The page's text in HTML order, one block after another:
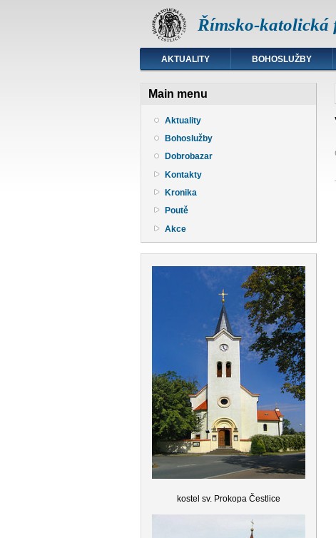
Římsko-katolická
AKTUALITY BOHOSLUŽBY
Main menu
Aktuality
Bohoslužby
Dobrobazar
Kontakty
Kronika
Poutě
Akce
kostel sv. Prokopa Čestlice